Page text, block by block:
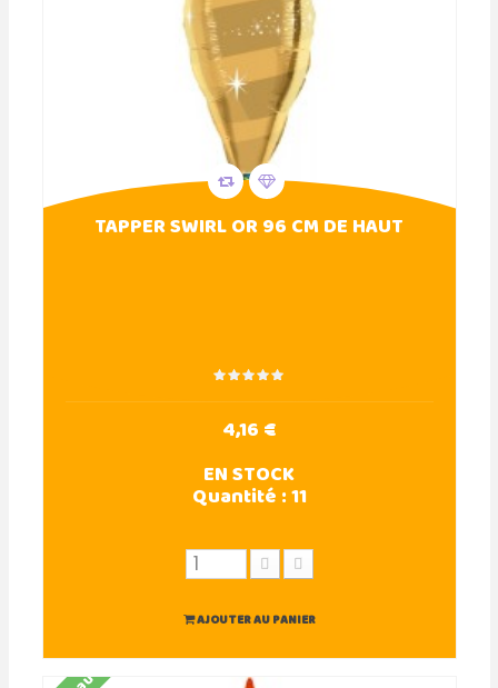
TAPPER SWIRL OR 96 CM DE HAUT
4,16 €
EN STOCK
Quantité :11
AJOUTER AU PANIER